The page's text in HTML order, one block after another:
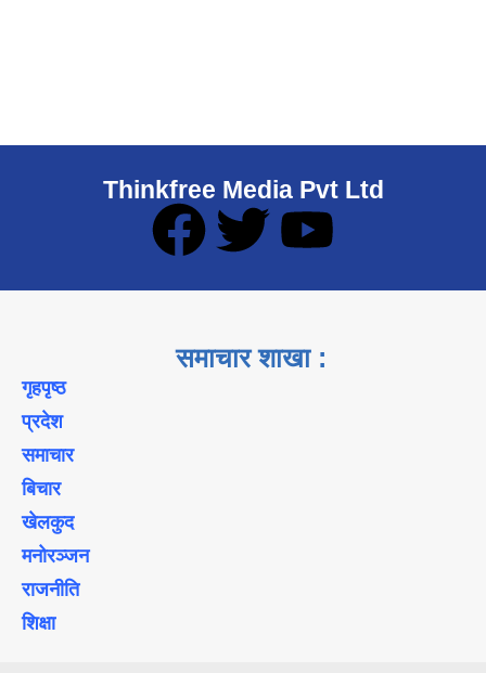
Thinkfree Media Pvt Ltd
समाचार शाखा :
गृहपृष्ठ
प्रदेश
समाचार
बिचार
खेलकुद
मनोरञ्जन
राजनीति
शिक्षा